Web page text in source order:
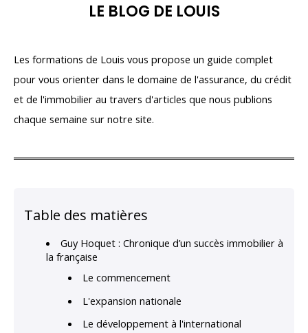
LE BLOG DE LOUIS
Les formations de Louis vous propose un guide complet
pour vous orienter dans le domaine de l'assurance, du crédit
et de l'immobilier au travers d'articles que nous publions
chaque semaine sur notre site.
Table des matières
Guy Hoquet : Chronique d’un succès immobilier à
la française
Le commencement
L'expansion nationale
Le développement à l'international